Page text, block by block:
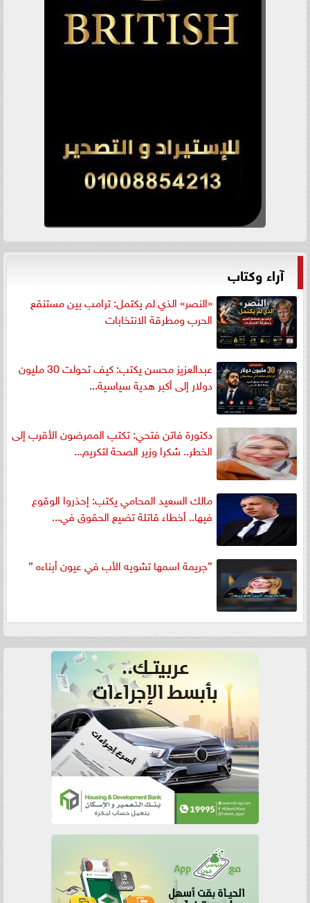
آراء وكتاب
«النصر» الذي لم يكتمل: ترامب بين مستنقع
الحرب ومطرقة الانتخابات
عبدالعزيز محسن يكتب: كيف تحولت 30 مليون
دولار إلى أكبر هدية سياسية...
دكتورة فاتن فتحي: تكتب الممرضون الأقرب إلى
الخطر.. شكرا وزير الصحة لتكريم...
مالك السعيد المحامي يكتب: إحذروا الوقوع
فيها.. أخطاء قاتلة تضيع الحقوق في...
”جريمة اسمها تشويه الأب في عيون أبناءه ”